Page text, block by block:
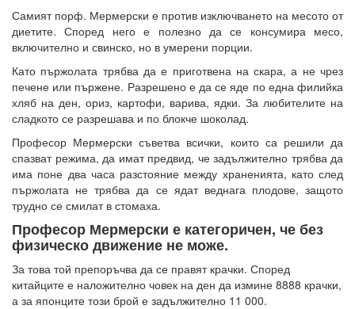
Самият порф. Мермерски е против изключването на месото от
диетите. Според него е полезно да се консумира месо,
включително и свинско, но в умерени порции.
Като пържолата трябва да е приготвена на скара, а не чрез
печене или пържене. Разрешено е да се яде по една филийка
хляб на ден, ориз, картофи, варива, ядки. За любителите на
сладкото се разрешава и по блокче шоколад.
Професор Мермерски съветва всички, които са решили да
спазват режима, да имат предвид, че задължително трябва да
има поне два часа разстояние между храненията, като след
пържолата не трябва да се ядат веднага плодове, защото
трудно се смилат в стомаха.
Професор Мермерски е категоричен, че без
физическо движение не може.
За това той препоръчва да се правят крачки. Според
китайците е наложително човек на ден да измине 8888 крачки,
а за японците този брой е задължително 11 000.